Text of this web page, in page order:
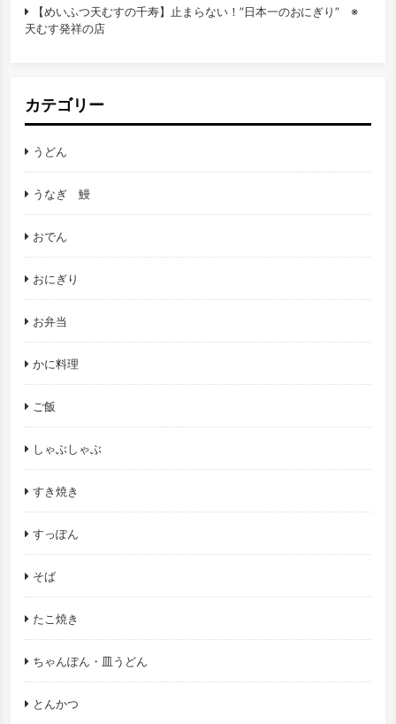
【めいふつ天むすの千寿】止まらない！”日本一のおにぎり” ※
天むす発祥の店
カテゴリー
うどん
うなぎ 鰻
おでん
おにぎり
お弁当
かに料理
ご飯
しゃぶしゃぶ
すき焼き
すっぽん
そば
たこ焼き
ちゃんぽん・皿うどん
とんかつ